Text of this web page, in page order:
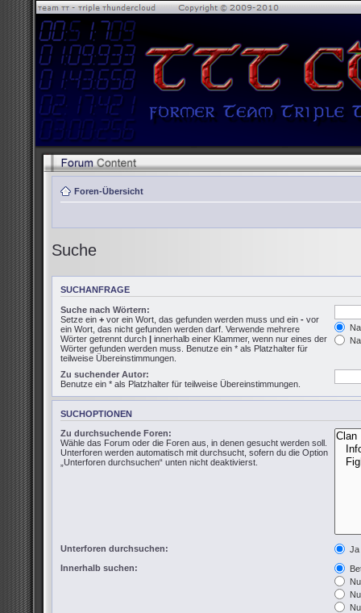
Foren-Übersicht
Suche
SUCHANFRAGE
Suche nach Wörtern:
Setze ein + vor ein Wort, das gefunden werden muss und ein - vor
ein Wort, das nicht gefunden werden darf. Verwende mehrere
Wörter getrennt durch | innerhalb einer Klammer, wenn nur eines der
Wörter gefunden werden muss. Benutze ein * als Platzhalter für
teilweise Übereinstimmungen.
Zu suchender Autor:
Benutze ein * als Platzhalter für teilweise Übereinstimmungen.
SUCHOPTIONEN
Zu durchsuchende Foren:
Wähle das Forum oder die Foren aus, in denen gesucht werden soll.
Unterforen werden automatisch mit durchsucht, sofern du die Option
„Unterforen durchsuchen“ unten nicht deaktivierst.
Unterforen durchsuchen:
Ja
Innerhalb suchen: